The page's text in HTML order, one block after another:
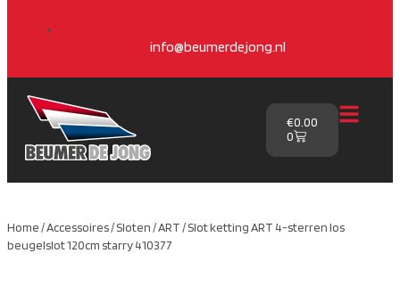
info@beumerdejong.nl
€0.00
0
Home /Accessoires/Sloten /ART / Slot ketting ART 4-sterren los
beugelslot 120cm starry 410377